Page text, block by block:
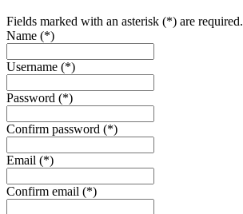
Fields marked with an asterisk (*) are required.
Name (*)
Username (*)
Password (*)
Confirm password (*)
Email (*)
Confirm email (*)